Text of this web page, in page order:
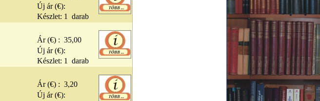
Új ár (€):
Készlet: 1 darab
Ár (€) : 35,00
Új ár (€):
Készlet: 1 darab
Ár (€) : 3,20
Új ár (€):